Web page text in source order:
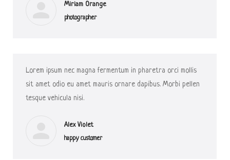
Miriam Orange
photographer
Lorem ipsum nec magna fermentum in pharetra orci mollis
sit amet odio eu amet mauris ornare dapibus. Morbi pellen
tesque vehicula nisi.
Alex Violet
happy customer